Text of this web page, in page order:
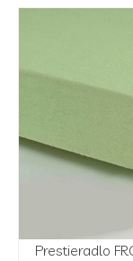
Prestieradlo